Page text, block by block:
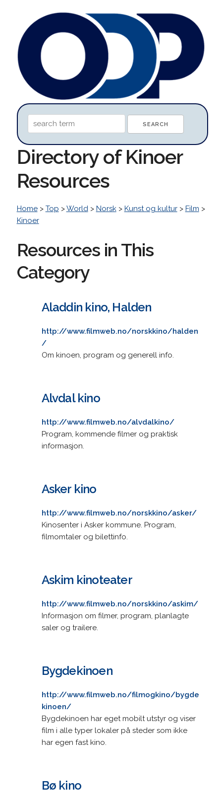
Directory of Kinoer
Resources
Home> Top >World> Norsk> Kunst og kultur> Film >
Kinoer
Resources in This
Category
Aladdin kino, Halden
http://www.filmweb.no/norskkino/halden
/
Om kinoen, program og generell info.
Alvdal kino
http://www.filmweb.no/alvdalkino/
Program, kommende filmer og praktisk
informasjon.
Asker kino
http://www.filmweb.no/norskkino/asker/
Kinosenter i Asker kommune. Program,
filmomtaler og bilettinfo.
Askim kinoteater
http://www.filmweb.no/norskkino/askim/
Informasjon om filmer, program, planlagte
saler og trailere.
Bygdekinoen
http://www.filmweb.no/filmogkino/bygde
kinoen/
Bygdekinoen har eget mobilt utstyr og viser
film i alle typer lokaler på steder som ikke
har egen fast kino.
Bø kino